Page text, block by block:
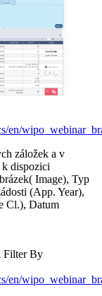
en/
záložek a v
dispozici
Image), Typ
(App. Year),
Cl.), Datum
Filter By
en/